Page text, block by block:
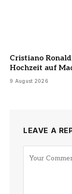
Cristiano
Hochzeit auf
9 August 2026
LEAVE A